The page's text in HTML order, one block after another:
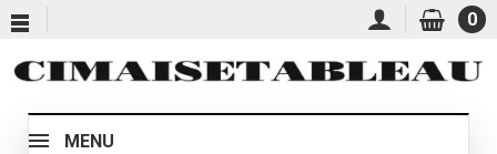
0
MENU